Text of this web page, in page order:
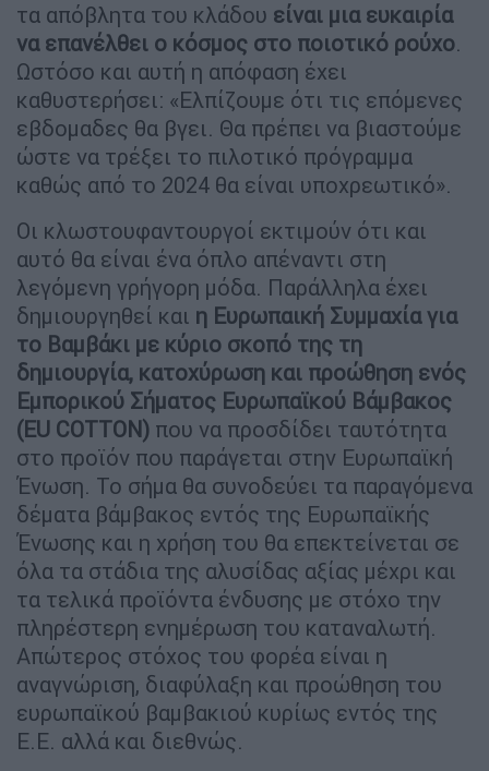
τα απόβλητα του κλάδου είναι μια ευκαιρία
να επανέλθει ο κόσμος στο ποιοτικό ρούχο.
Ωστόσο και αυτή η απόφαση έχει
καθυστερήσει: «Ελπίζουμε ότι τις επόμενες
εβδομαδες θα βγει. Θα πρέπει να βιαστούμε
ώστε να τρέξει το πιλοτικό πρόγραμμα
καθώς από το 2024 θα είναι υποχρεωτικό».
Οι κλωστουφαντουργοί εκτιμούν ότι και
αυτό θα είναι ένα όπλο απέναντι στη
λεγόμενη γρήγορη μόδα. Παράλληλα έχει
δημιουργηθεί και η Ευρωπαική Συμμαχία για
το Βαμβάκι με κύριο σκοπό της τη
δημιουργία, κατοχύρωση και προώθηση ενός
Εμπορικού Σήματος Ευρωπαϊκού Βάμβακος
(EU COTTON) που να προσδίδει ταυτότητα
στο προϊόν που παράγεται στην Ευρωπαϊκή
Ένωση. Το σήμα θα συνοδεύει τα παραγόμενα
δέματα βάμβακος εντός της Ευρωπαϊκής
Ένωσης και η χρήση του θα επεκτείνεται σε
όλα τα στάδια της αλυσίδας αξίας μέχρι και
τα τελικά προϊόντα ένδυσης με στόχο την
πληρέστερη ενημέρωση του καταναλωτή.
Απώτερος στόχος του φορέα είναι η
αναγνώριση, διαφύλαξη και προώθηση του
ευρωπαϊκού βαμβακιού κυρίως εντός της
Ε.Ε. αλλά και διεθνώς.